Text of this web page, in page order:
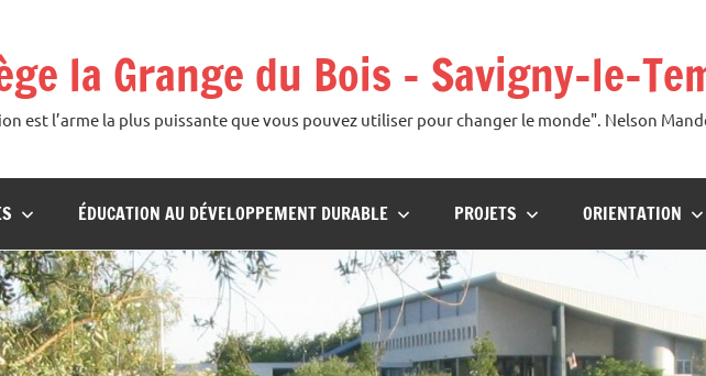
la Grange du Bois – Savigny-le-
est l’arme la plus puissante que vous pouvez utiliser pour changer le monde". Nelson
ÉDUCATION AU DÉVELOPPEMENT DURABLE PROJETS ORIENTATION